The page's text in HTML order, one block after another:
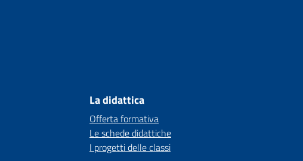
La didattica
Offerta formativa
Le schede didattiche
I progetti delle classi